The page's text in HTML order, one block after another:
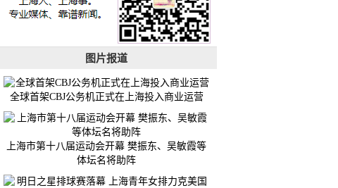
图片报道
全球首架CBJ公务机正式在上海投入商业运营
上海市第十八届运动会开幕 樊振东、吴敏霞等
体坛名将助阵